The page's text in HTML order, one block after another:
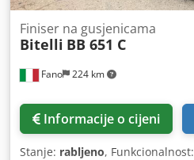
Fano 224 km
Finiser na gusjenicama
Bitelli BB 651 C
Informacije o cijeni
Stanje: rabljeno, Funkcionalnost: